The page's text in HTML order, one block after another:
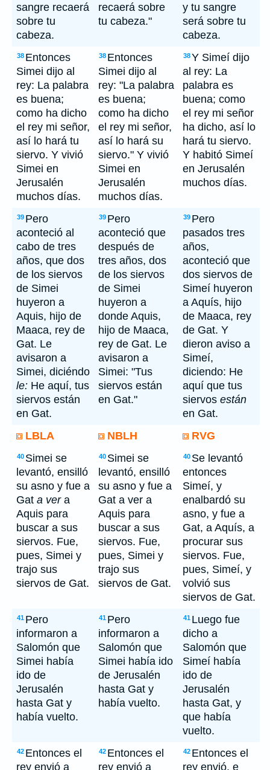
sangre recaerá
sobre tu
cabeza.
recaerá sobre
tu cabeza."
y tu sangre
será sobre tu
cabeza.
38 Entonces
Simei dijo al
rey: La palabra
es buena;
como ha dicho
el rey mi señor,
así lo hará tu
siervo. Y vivió
Simei en
Jerusalén
muchos días.
38 Entonces
Simei dijo al
rey: "La palabra
es buena;
como ha dicho
el rey mi señor,
así lo hará su
siervo." Y vivió
Simei en
Jerusalén
muchos días.
38Y Simeí dijo
al rey: La
palabra es
buena; como
el rey mi señor
ha dicho, así lo
hará tu siervo.
Y habitó Simeí
en Jerusalén
muchos días.
39 Pero
aconteció al
cabo de tres
años, que dos
de los siervos
de Simei
huyeron a
Aquis, hijo de
Maaca, rey de
Gat. Le
avisaron a
Simei, diciéndo
le: He aquí, tus
siervos están
en Gat.
39 Pero
aconteció que
después de
tres años, dos
de los siervos
de Simei
huyeron a
donde Aquis,
hijo de Maaca,
rey de Gat. Le
avisaron a
Simei: "Tus
siervos están
en Gat."
39 Pero
pasados tres
años,
aconteció que
dos siervos de
Simeí huyeron
a Aquís, hijo
de Maaca, rey
de Gat. Y
dieron aviso a
Simeí,
diciendo: He
aquí que tus
siervos están
en Gat.
LBLA
NBLH RVG
40 Simei se
levantó, ensilló
su asno y fue a
Gat a vera
Aquis para
buscar a sus
siervos. Fue,
pues, Simei y
trajo sus
siervos de Gat.
40 Simei se
levantó, ensilló
su asno y fue a
Gat a ver a
Aquis para
buscar a sus
siervos. Fue,
pues, Simei y
trajo sus
siervos de Gat.
40 Se levantó
entonces
Simeí, y
enalbardó su
asno, y fue a
Gat, a Aquís, a
procurar sus
siervos. Fue,
pues, Simeí, y
volvió sus
siervos de Gat.
41 Pero
informaron a
Salomón que
Simei había
ido de
Jerusalén
hasta Gat y
había vuelto.
41 Pero
informaron a
Salomón que
Simei había ido
de Jerusalén
hasta Gat y
había vuelto.
41 Luego fue
dicho a
Salomón que
Simeí había
ido de
Jerusalén
hasta Gat, y
que había
vuelto.
42 Entonces el
rey envió a
42 Entonces el
rey envió a
42 Entonces el
rey envió, e